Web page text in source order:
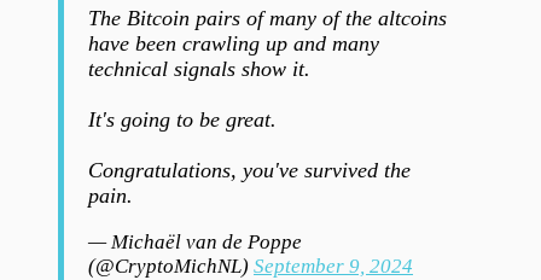
The Bitcoin pairs of many of the altcoins
have been crawling up and many
technical signals show it.
It's going to be great.
Congratulations, you've survived the
pain.
— Michaël van de Poppe
(@CryptoMichNL) September 9, 2024